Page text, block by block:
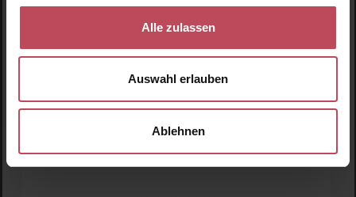
Alle zulassen
Auswahl erlauben
Ablehnen
Feel Good Detox I